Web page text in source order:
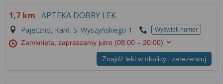
1,7 km APTEKA DOBRY LEK
Pajęczno, Kard. S. Wyszyńskiego 1 Wyświetl numer
Zamknięta, zapraszamy jutro (08:00 – 20:00)
Znajdź leki w okolicy i zarezerwuj